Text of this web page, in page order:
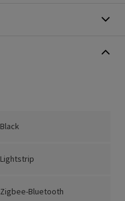
Black
Lightstrip
Zigbee-Bluetooth